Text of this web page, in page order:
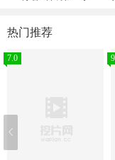
热门推荐
7.0